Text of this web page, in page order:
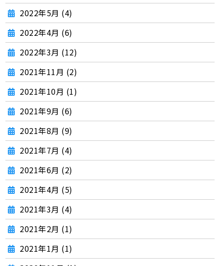
2022年5月 (4)
2022年4月 (6)
2022年3月 (12)
2021年11月 (2)
2021年10月 (1)
2021年9月 (6)
2021年8月 (9)
2021年7月 (4)
2021年6月 (2)
2021年4月 (5)
2021年3月 (4)
2021年2月 (1)
2021年1月 (1)